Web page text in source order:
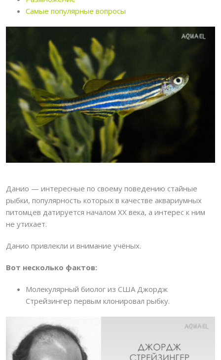
Самые популярные вопросы
Данио — интересные по своему поведению стайные
рыбки, популярность которых в качестве аквариумных
питомцев датируется началом XX века, а интерес к ним
не утихает.
Данио привлекли и внимание учёных.
Вот несколько фактов:
Молекулярный биолог из США Джордж
Стрейзингер первым клонировал рыбку.